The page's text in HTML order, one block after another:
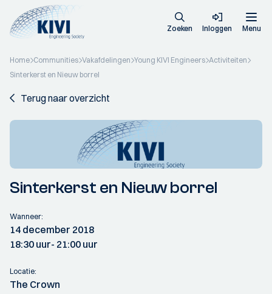
Zoeken Inloggen Menu
Home Communities Vakafdelingen Young KIVI Engineers Activiteiten
Sinterkerst en Nieuw borrel
Terug naar overzicht
Sinterkerst en Nieuw borrel
Wanneer:
14 december 2018
18:30 uur- 21:00 uur
Locatie:
The Crown